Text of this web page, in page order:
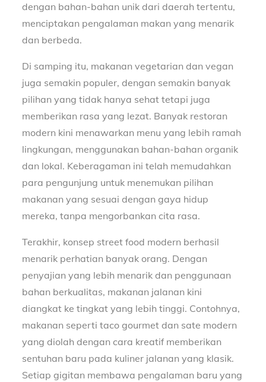
dengan bahan-bahan unik dari daerah tertentu,
menciptakan pengalaman makan yang menarik
dan berbeda.
Di samping itu, makanan vegetarian dan vegan
juga semakin populer, dengan semakin banyak
pilihan yang tidak hanya sehat tetapi juga
memberikan rasa yang lezat. Banyak restoran
modern kini menawarkan menu yang lebih ramah
lingkungan, menggunakan bahan-bahan organik
dan lokal. Keberagaman ini telah memudahkan
para pengunjung untuk menemukan pilihan
makanan yang sesuai dengan gaya hidup
mereka, tanpa mengorbankan cita rasa.
Terakhir, konsep street food modern berhasil
menarik perhatian banyak orang. Dengan
penyajian yang lebih menarik dan penggunaan
bahan berkualitas, makanan jalanan kini
diangkat ke tingkat yang lebih tinggi. Contohnya,
makanan seperti taco gourmet dan sate modern
yang diolah dengan cara kreatif memberikan
sentuhan baru pada kuliner jalanan yang klasik.
Setiap gigitan membawa pengalaman baru yang